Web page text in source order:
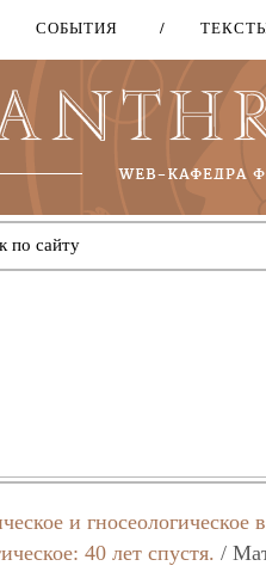
СОБЫТИЯ
и
40 лет спустя. /